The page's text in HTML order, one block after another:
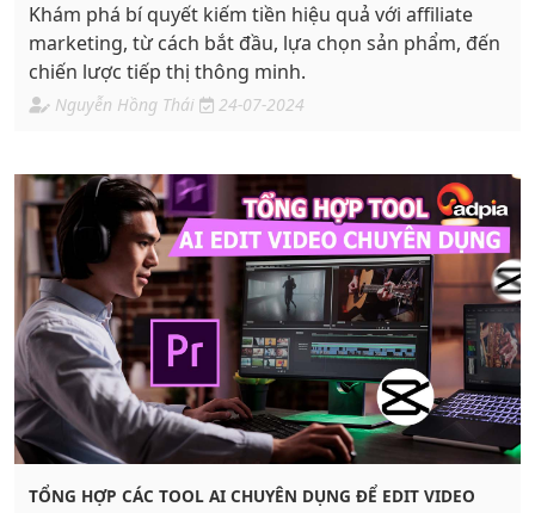
Khám phá bí quyết kiếm tiền hiệu quả với affiliate
marketing, từ cách bắt đầu, lựa chọn sản phẩm, đến
chiến lược tiếp thị thông minh.
Nguyễn Hồng Thái 24-07-2024
TỔNG HỢP CÁC TOOL AI CHUYÊN DỤNG ĐỂ EDIT VIDEO